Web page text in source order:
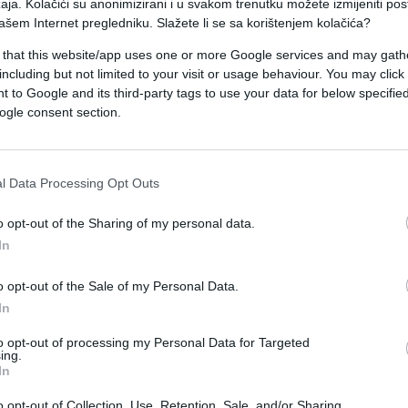
Kolačići su anonimizirani i u svakom trenutku možete izmijeniti
Internet pregledniku. Slažete li se sa korištenjem kolačića?
that this website/app uses one or more Google services and may
but not limited to your visit or usage behaviour. You may
to Google and its third-party tags to use your data for below
consent section.
Data Processing Opt Outs
opt-out of the Sharing of my personal data.
opt-out of the Sale of my Personal Data.
opt-out of processing my Personal Data for Targeted
nalazi u završnoj fazi života i da je njegovo
smrti, uvjeti u pritvorskoj jedinici
nehumano ili nedostojanstveno postupanje”,
bi mu bio dostupan van Holandije, a koji već
stanje posljedica je hroničnih i složenih bolesti
zdravstvenog stanja.